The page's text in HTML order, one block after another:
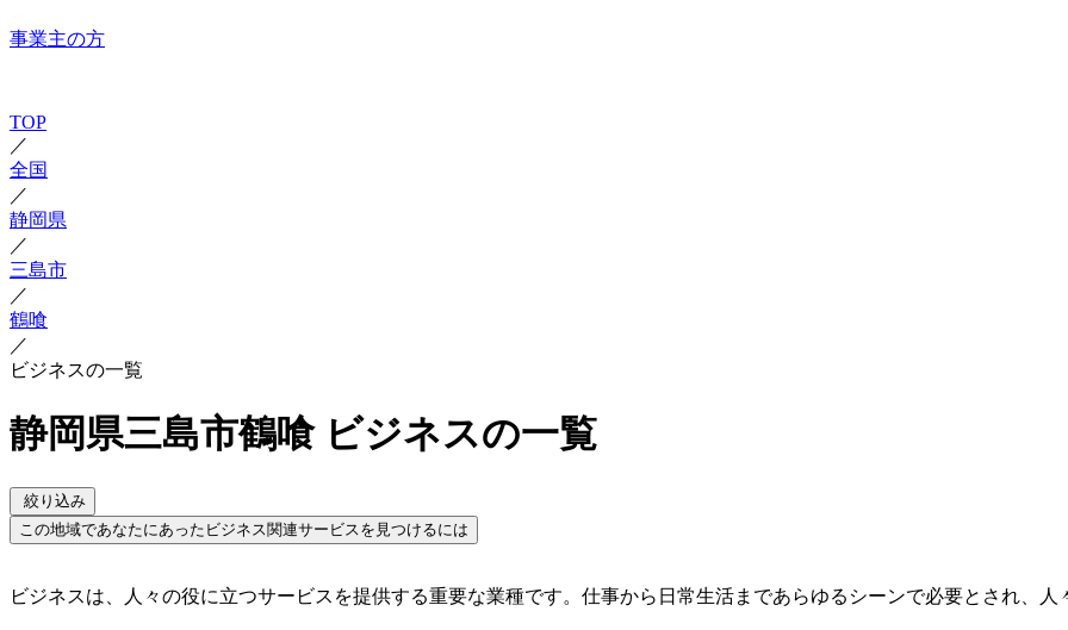
事業主の方
TOP
／
全国
／
静岡県
／
三島市
／
鶴喰
／
ビジネスの一覧
静岡県三島市鶴喰 ビジネスの一覧
絞り込み
この地域であなたにあったビジネス関連サービスを見つけるには
ビジネスは、人々の役に立つサービスを提供する重要な業種です。仕事から日常生活まであらゆるシーンで必要とされ、人